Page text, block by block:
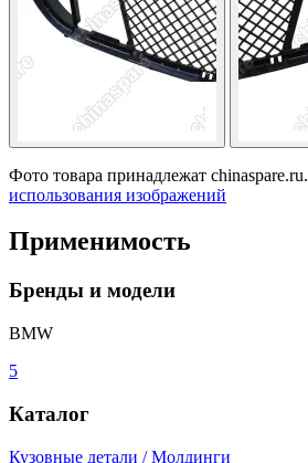
Фото товара принадлежат chinaspare.ru.
использования изображений
Применимость
Бренды и модели
BMW
5
Каталог
Кузовные детали / Молдинги